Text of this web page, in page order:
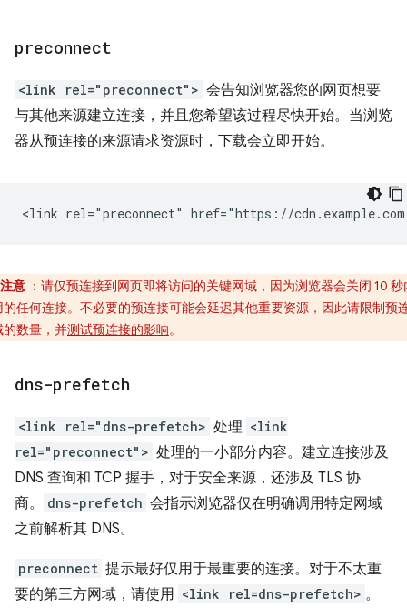
preconnect
<link rel="preconnect"> 会告知浏览器您的网页想要
与其他来源建立连接，并且您希望该过程尽快开始。当浏览
器从预连接的来源请求资源时，下载会立即开始。
注意 ：请仅预连接到网页即将访问的关键网域，因为浏览器会关闭 10 秒
的任何连接。不必要的预连接可能会延迟其他重要资源，因此请限制预
的数量，并测试预连接的影响。
dns-prefetch
<link rel="dns-prefetch> 处理 <link
rel="preconnect"> 处理的一小部分内容。建立连接涉及
DNS 查询和 TCP 握手，对于安全来源，还涉及 TLS 协
商。
dns-prefetch 会指示浏览器仅在明确调用特定网域
之前解析其 DNS。
preconnect 提示最好仅用于最重要的连接。对于不太重
要的第三方网域，请使用 <link rel=dns-prefetch> 。